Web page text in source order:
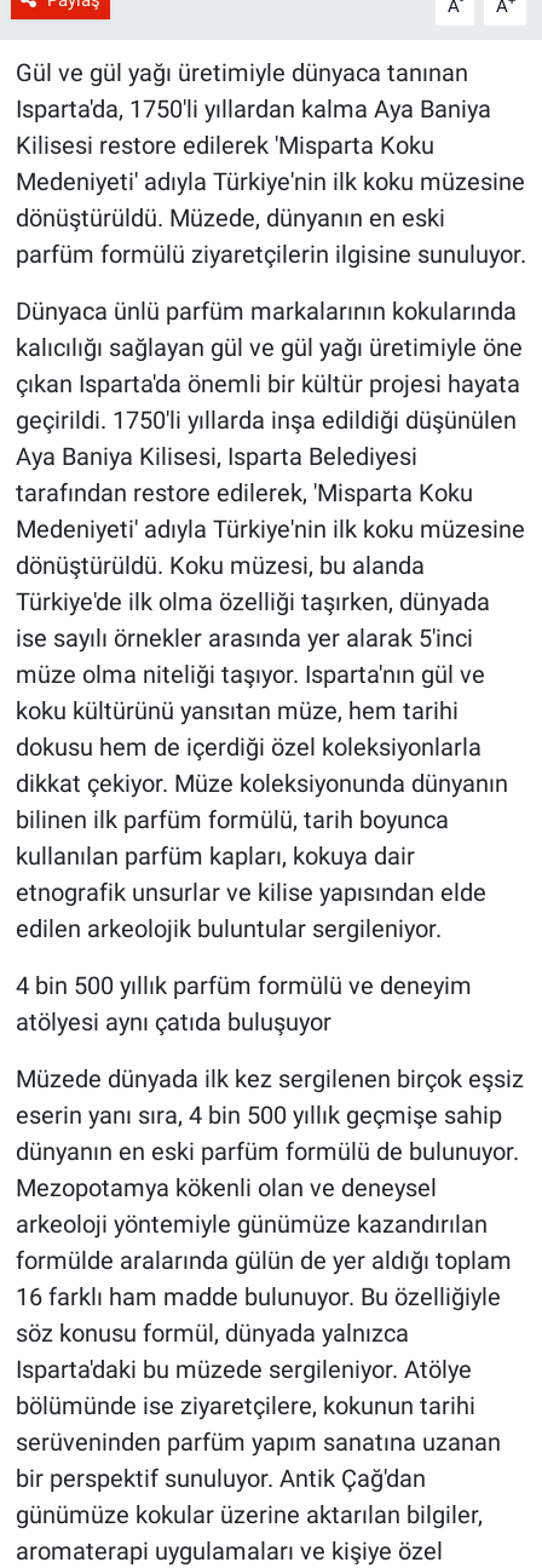
A A
Gül ve gül yağı üretimiyle dünyaca tanınan
Isparta'da, 1750'li yıllardan kalma Aya Baniya
Kilisesi restore edilerek 'Misparta Koku
Medeniyeti' adıyla Türkiye'nin ilk koku müzesine
dönüştürüldü. Müzede, dünyanın en eski
parfüm formülü ziyaretçilerin ilgisine sunuluyor.
Dünyaca ünlü parfüm markalarının kokularında
kalıcılığı sağlayan gül ve gül yağı üretimiyle öne
çıkan Isparta'da önemli bir kültür projesi hayata
geçirildi. 1750'li yıllarda inşa edildiği düşünülen
Aya Baniya Kilisesi, Isparta Belediyesi
tarafından restore edilerek, 'Misparta Koku
Medeniyeti' adıyla Türkiye'nin ilk koku müzesine
dönüştürüldü. Koku müzesi, bu alanda
Türkiye'de ilk olma özelliği taşırken, dünyada
ise sayılı örnekler arasında yer alarak 5'inci
müze olma niteliği taşıyor. Isparta'nın gül ve
koku kültürünü yansıtan müze, hem tarihi
dokusu hem de içerdiği özel koleksiyonlarla
dikkat çekiyor. Müze koleksiyonunda dünyanın
bilinen ilk parfüm formülü, tarih boyunca
kullanılan parfüm kapları, kokuya dair
etnografik unsurlar ve kilise yapısından elde
edilen arkeolojik buluntular sergileniyor.
4 bin 500 yıllık parfüm formülü ve deneyim
atölyesi aynı çatıda buluşuyor
Müzede dünyada ilk kez sergilenen birçok eşsiz
eserin yanı sıra, 4 bin 500 yıllık geçmişe sahip
dünyanın en eski parfüm formülü de bulunuyor.
Mezopotamya kökenli olan ve deneysel
arkeoloji yöntemiyle günümüze kazandırılan
formülde aralarında gülün de yer aldığı toplam
16 farklı ham madde bulunuyor. Bu özelliğiyle
söz konusu formül, dünyada yalnızca
Isparta'daki bu müzede sergileniyor. Atölye
bölümünde ise ziyaretçilere, kokunun tarihi
serüveninden parfüm yapım sanatına uzanan
bir perspektif sunuluyor. Antik Çağ'dan
günümüze kokular üzerine aktarılan bilgiler,
aromaterapi uygulamaları ve kişiye özel